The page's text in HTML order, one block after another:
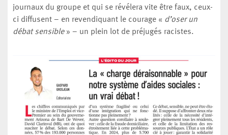
journaux du groupe et qui se révélera vite être faux, ceux-
ci diffusent – en revendiquant le courage « d’oser un
débat sensible» – un plein lot de préjugés racistes.